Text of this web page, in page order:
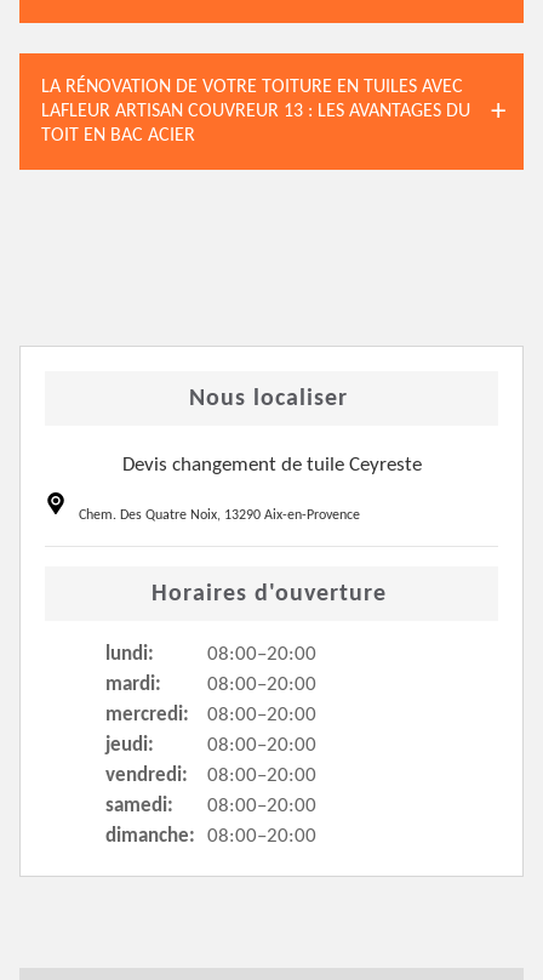
LA RÉNOVATION DE VOTRE TOITURE EN TUILES AVEC
LAFLEUR ARTISAN COUVREUR 13 : LES AVANTAGES DU
TOIT EN BAC ACIER
Nous localiser
Devis changement de tuile Ceyreste
Chem. Des Quatre Noix, 13290 Aix-en-Provence
Horaires d'ouverture
lundi:
08:00–20:00
mardi:
08:00–20:00
mercredi:
08:00–20:00
jeudi:
08:00–20:00
vendredi:
08:00–20:00
samedi:
08:00–20:00
dimanche:
08:00–20:00